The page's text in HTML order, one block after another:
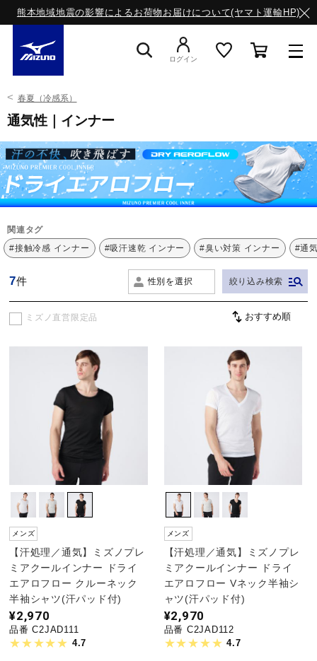
熊本地域地震の影響によるお荷物お届けについて(ヤマト運輸HP)
スニーカー
ライフスタイルウエア
ランニング
サッカー／フットサル
野球
ゴルフ
スイム
バレーボール
テニス／ソフトテニス
ログイン
春夏（冷感系）
通気性｜インナー
関連タグ
#接触冷感 インナー
#吸汗速乾 インナー #臭い対策 インナー #通
7件 性別を選択 絞り込み検索
ミズノ直営限定品
メンズ
【汗処理／通気】ミズノプレ
ミアクールインナー ドライ
エアロフロー クルーネック
半袖シャツ(汗パッド付)
¥2,970
品番 C2JAD111
4.7
メンズ
【汗処理／通気】ミズノプレ
ミアクールインナー ドライ
エアロフロー Vネック半袖シ
ャツ(汗パッド付)
¥2,970
品番 C2JAD112
4.7